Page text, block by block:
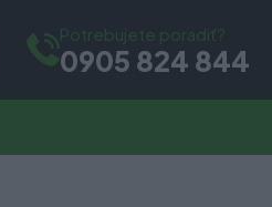
Potrebujete poradiť?
0905 824 844